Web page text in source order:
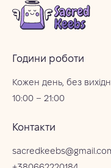
Години роботи
Кожен день, без
10:00 – 21:00
Контакти